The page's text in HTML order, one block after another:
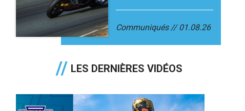
Communiqués 01.08.26
LES DERNIÈRES VIDÉOS